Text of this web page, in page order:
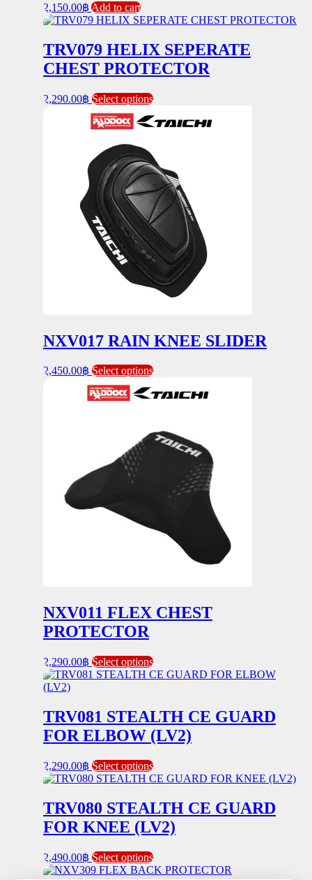
2,150.00฿ Add to cart
TRV079 HELIX SEPERATE
CHEST PROTECTOR
2,290.00฿ Select optionsThis
has
The
options
may
be
chosen
on
the
product
page
NXV017 RAIN KNEE SLIDER
2,450.00฿ Select optionsThis
has
The
options
chosen
page
NXV011 FLEX CHEST
PROTECTOR
2,290.00฿ Select optionsThis
product
variants.
The
options
may
be
chosen
on
product
page
TRV081 STEALTH CE GUARD
FOR ELBOW (LV2)
2,290.00฿ Select optionsThis
product
multiple
variants.
The
options
may
be
chosen
TRV080 STEALTH CE GUARD
FOR KNEE (LV2)
2,490.00฿ Select optionsThis
product